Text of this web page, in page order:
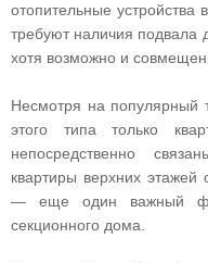
отопительные
требуют наличия
хотя возможно и
Несмотря на популярный
этого типа только
непосредственно
квартиры верхних
— еще один важный
секционного дома.